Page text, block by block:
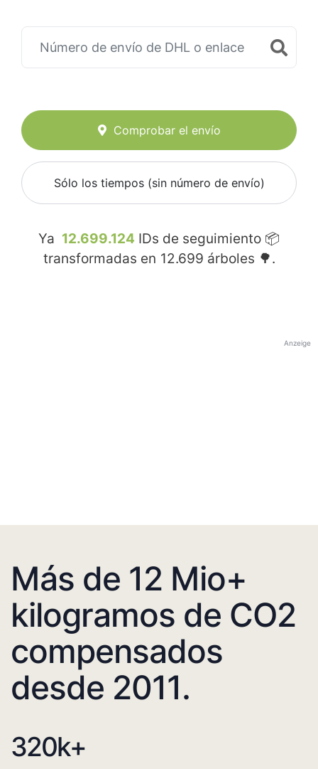
Comprobar el envío
Sólo los tiempos (sin número de envío)
Ya 12.699.124 IDs de seguimiento 📦
transformadas en 12.699 árboles 🌳.
Anzeige
Más de 12 Mio+
kilogramos de CO2
compensados
desde 2011.
320k+